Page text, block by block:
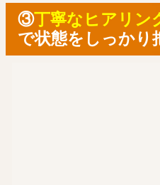
③丁寧なヒアリン
で状態をしっかり